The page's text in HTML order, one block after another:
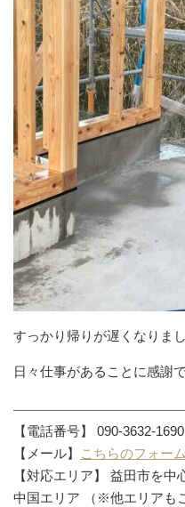
すっかり帰りが遅くなりま
日々仕事があることに感謝
【電話番号】 090-3632-
【メール】
こちらのフォー
【対応エリア】 益田市を
中国エリア （※他エリアも